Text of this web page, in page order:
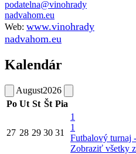
podatelna@vinohrady
nadvahom.eu
Web: www.vinohrady
nadvahom.eu
Kalendár
August2026
Po Ut St Št Pia
27 28 29 30 31
1
1
Futbalový turnaj
Zobraziť všetky